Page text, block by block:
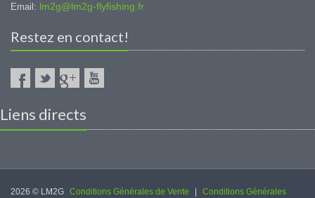
Email: lm2g@lm2g-flyfishing.fr
Restez en contact!
Liens directs
2026 © LM2G Conditions Générales de Vente Conditions Générales